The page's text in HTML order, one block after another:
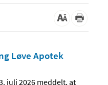
Løve Apotek
juli 2026 meddelt, at